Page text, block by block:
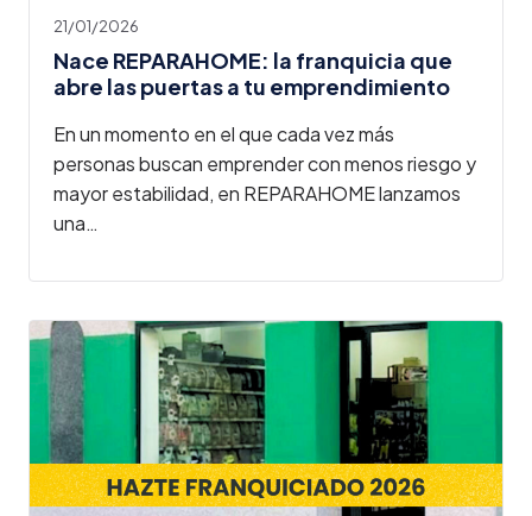
21/01/2026
Nace REPARAHOME: la franquicia que
abre las puertas a tu emprendimiento
En un momento en el que cada vez más
personas buscan emprender con menos riesgo y
mayor estabilidad, en REPARAHOME lanzamos
una…